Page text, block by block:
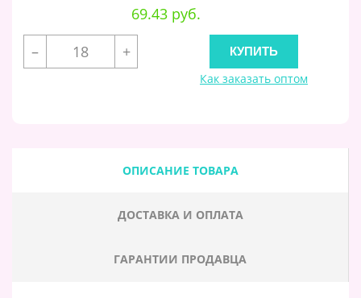
69.43 руб.
–
+
Как заказать оптом
ОПИСАНИЕ ТОВАРА
ДОСТАВКА И ОПЛАТА
ГАРАНТИИ ПРОДАВЦА